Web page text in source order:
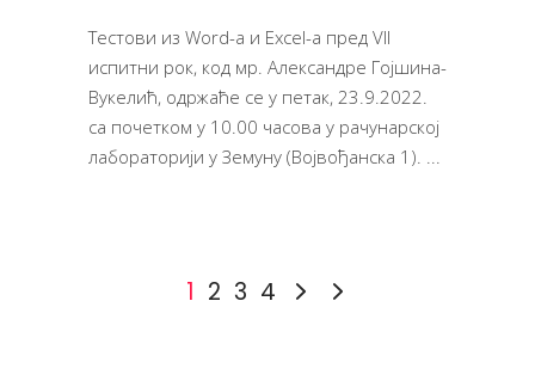
Тестови из Word-a и Excel-a пред VII
испитни рок, код мр. Александре Гојшина-
Вукелић, одржаће се у петак, 23.9.2022.
са почетком у 10.00 часова у рачунарској
лабораторији у Земуну (Војвођанска 1).
1 2 3 4